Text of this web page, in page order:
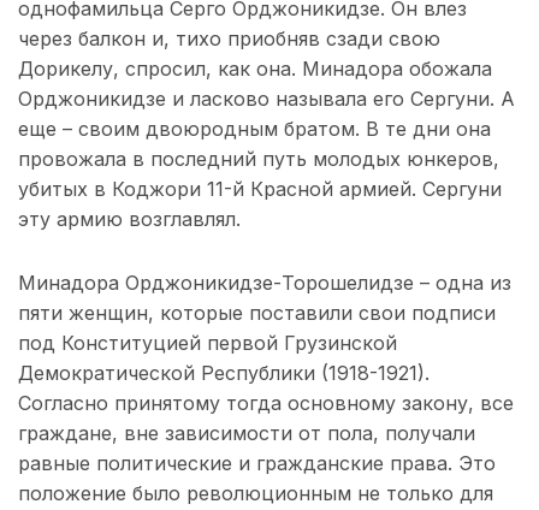
однофамильца Серго Орджоникидзе. Он влез
через балкон и, тихо приобняв сзади свою
Дорикелу, спросил, как она. Минадора обожала
Орджоникидзе и ласково называла его Сергуни. А
еще – своим двоюродным братом. В те дни она
провожала в последний путь молодых юнкеров,
убитых в Коджори 11-й Красной армией. Сергуни
эту армию возглавлял.
Минадора Орджоникидзе-Торошелидзе – одна из
пяти женщин, которые поставили свои подписи
под Конституцией первой Грузинской
Демократической Республики (1918-1921).
Согласно принятому тогда основному закону, все
граждане, вне зависимости от пола, получали
равные политические и гражданские права. Это
положение было революционным не только для